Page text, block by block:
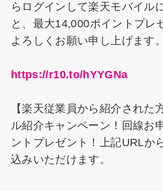
らログインして楽天モバイル
と、最大14,000ポイントプレ
よろしくお願い申し上げます。
https://r10.to/hYYGNa
【楽天従業員から紹介された
ル紹介キャンペーン！回線お
ントプレゼント！上記URLか
込みいただけます。